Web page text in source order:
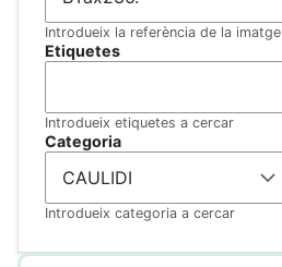
Introdueix la referència de la imatge
Etiquetes
Introdueix etiquetes a cercar
Categoria
Introdueix categoria a cercar